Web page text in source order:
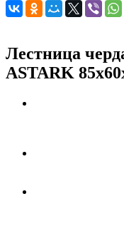
Лестница
ASTARK